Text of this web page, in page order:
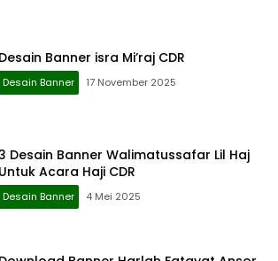
Desain Banner isra Mi’raj CDR
Desain Banner 17 November 2025
Desain Banner Walimatussafar Lil Haj
Untuk Acara Haji CDR
Desain Banner 4 Mei 2025